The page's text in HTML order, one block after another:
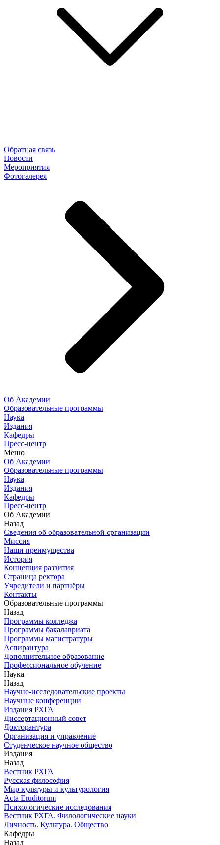
Обратная связь
Новости
Мероприятия
Фотогалерея
Об Академии
Образовательные программы
Наука
Издания
Кафедры
Пресс-центр
Меню
Об Академии
Образовательные программы
Наука
Издания
Кафедры
Пресс-центр
Об Академии
Назад
Сведения об образовательной организации
Миссия
Наши преимущества
История
Концепция развития
Страница ректора
Учредители и партнёры
Контакты
Образовательные программы
Назад
Программы колледжа
Программы бакалавриата
Программы магистратуры
Аспирантура
Дополнительное образование
Профессиональное обучение
Наука
Назад
Научно-исследовательские проекты
Научные конференции
Издания РХГА
Диссертационный совет
Докторантура
Организация и управление
Студенческое научное общество
Издания
Назад
Вестник РХГА
Русская философия
Мир культуры и культурология
Acta Eruditorum
Психологические исследования
Вестник РХГА. Филологические науки
Личность. Культура. Общество
Кафедры
Назад